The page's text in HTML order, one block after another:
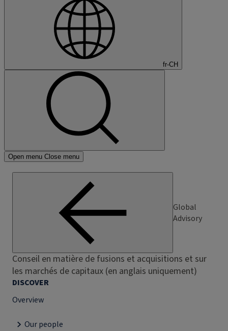
fr-CH
Open menu Close menu
Global
Advisory
Conseil en matière de fusions et acquisitions et sur
les marchés de capitaux (en anglais uniquement)
DISCOVER
Overview
Our people